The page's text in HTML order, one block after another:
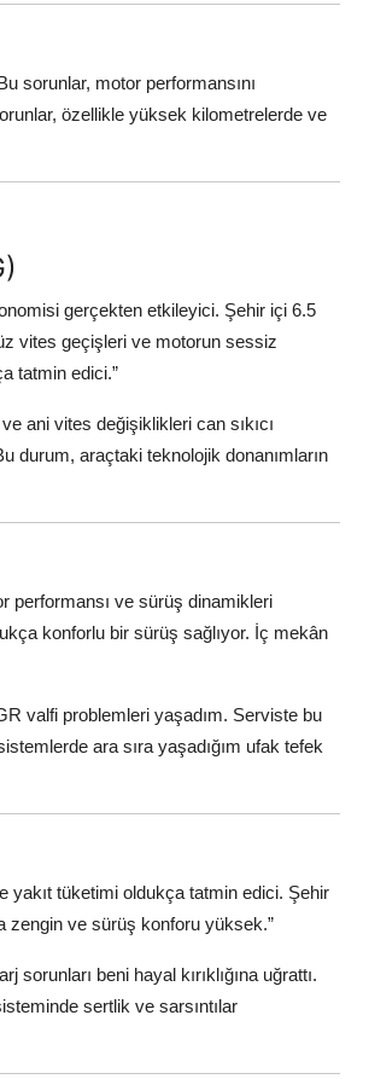
sorunlar, motor performansını
özellikle yüksek kilometrelerde ve
gerçekten etkileyici. Şehir içi 6.5
vites geçişleri ve motorun sessiz
tatmin edici.”
ani vites değişiklikleri can sıkıcı
durum, araçtaki teknolojik donanımların
performansı ve sürüş dinamikleri
konforlu bir sürüş sağlıyor. İç mekân
valfi problemleri yaşadım. Serviste bu
ara sıra yaşadığım ufak tefek
yakıt tüketimi oldukça tatmin edici. Şehir
zengin ve sürüş konforu yüksek.”
beni hayal kırıklığına uğrattı.
sertlik ve sarsıntılar